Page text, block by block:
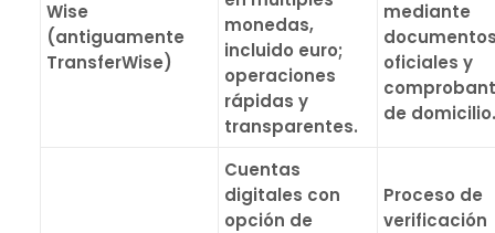
Wise
(antiguamente
TransferWise)
monedas,
incluido euro;
operaciones
rápidas y
transparentes.
mediante
oficiales y
de domicilio.
Cuentas
digitales con
opción de
Proceso de
verificación